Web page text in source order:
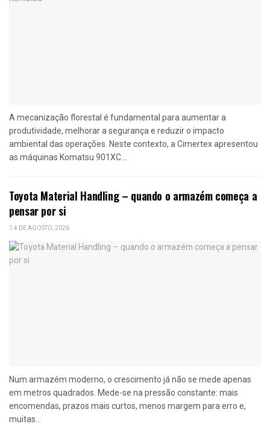
A mecanização florestal é fundamental para aumentar a
produtividade, melhorar a segurança e reduzir o impacto
ambiental das operações. Neste contexto, a Cimertex apresentou
as máquinas Komatsu 901XC...
Toyota Material Handling – quando o armazém começa a
pensar por si
4 DE AGOSTO, 2026
Num armazém moderno, o crescimento já não se mede apenas
em metros quadrados. Mede-se na pressão constante: mais
encomendas, prazos mais curtos, menos margem para erro e,
muitas...